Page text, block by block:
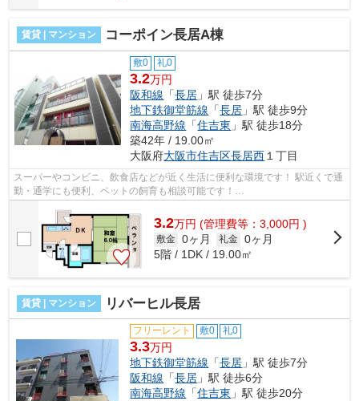
賃貸 | マンション コーポイン長居A棟
敷0 礼0
3.2万円
阪和線 「長居 」駅 徒歩7分
地下鉄御堂筋線 「長居 」駅 徒歩9分
南海高野線 「住吉東 」駅 徒歩18分
築42年 / 19.00㎡
大阪府大阪市住吉区長居西 １丁目
スーパーやコンビニ、飲食店などが近く生活に便利な環境です！ 駅近くで通
勤・通学にも便利、ペットの飼育も相談可能です！
■□■□■□■□■□■□■□■□■□■□■□■□■□■□■□■□■□■□■□■□ ご覧いただき...
3.2万円 (管理費等：3,000円 )
敷金 0ヶ月 礼金 0ヶ月
5階 / 1DK / 19.00㎡
賃貸 | マンション リバーヒル長居
フリーレント 敷0 礼0
3.3万円
地下鉄御堂筋線 「長居 」駅 徒歩7分
阪和線 「長居 」駅 徒歩6分
南海高野線 「住吉東 」駅 徒歩20分